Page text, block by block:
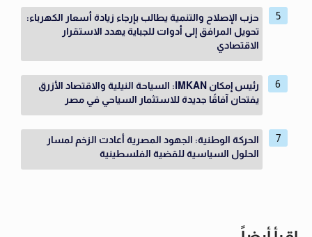
حزب الإصلاح والتنمية يطالب بإرجاء زيادة أسعار الكهرباء:
تحويل المرافق إلى أدوات للجباية يهدد الاستقرار
الاقتصادي
رئيس إمكان IMKAN: السياحة النيلية والاقتصاد الأزرق
يفتحان آفاقًا جديدة للاستثمار السياحي في مصر
الحركة الوطنية: الجهود المصرية أعادت الزخم لمسار
الحلول السياسية للقضية الفلسطينية